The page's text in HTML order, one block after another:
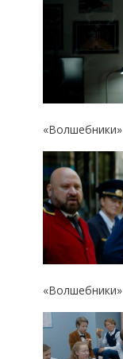
«Волшебники»
«Волшебники»